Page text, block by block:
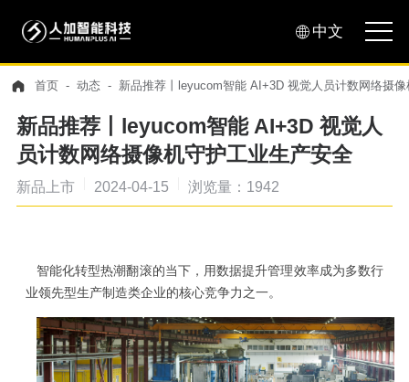
中文
首页 动态 新品推荐丨leyucom智能 AI+3D 视觉人员计数网络摄
新品推荐丨leyucom智能 AI+3D 视觉人
员计数网络摄像机守护工业生产安全
新品上市 2024-04-15 浏览量：1942
智能化转型热潮翻滚的当下，用数据提升管理效率成为多数行
业领先型生产制造类企业的核心竞争力之一。